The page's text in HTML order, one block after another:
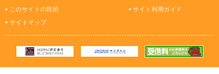
このサイトの目的
サイト利用ガイド
サイトマップ